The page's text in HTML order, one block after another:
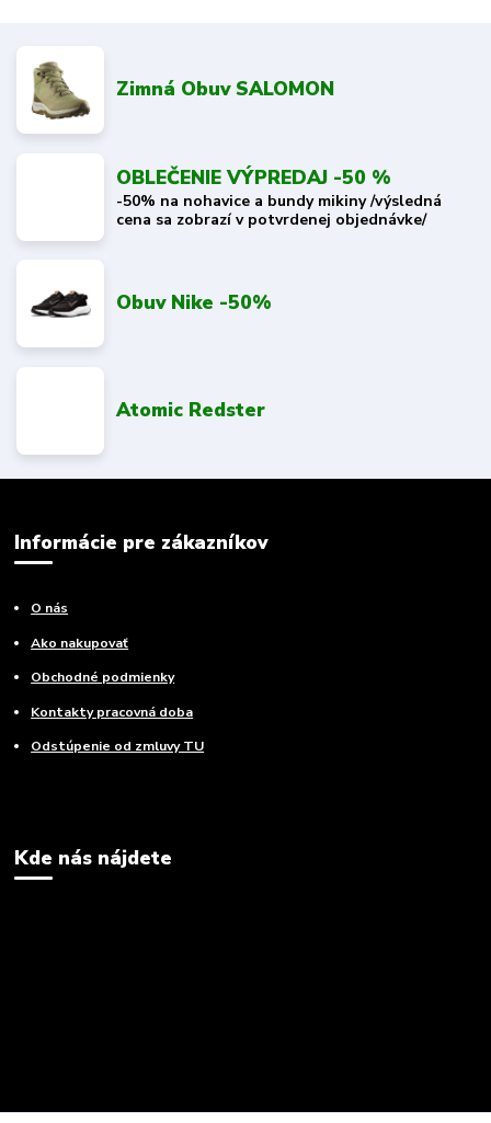
Zimná Obuv SALOMON
OBLEČENIE VÝPREDAJ -50 %
-50% na nohavice a bundy mikiny /výsledná
cena sa zobrazí v potvrdenej objednávke/
Obuv Nike -50%
Atomic Redster
Informácie pre zákazníkov
O nás
Ako nakupovať
Obchodné podmienky
Kontakty pracovná doba
Odstúpenie od zmluvy TU
Kde nás nájdete